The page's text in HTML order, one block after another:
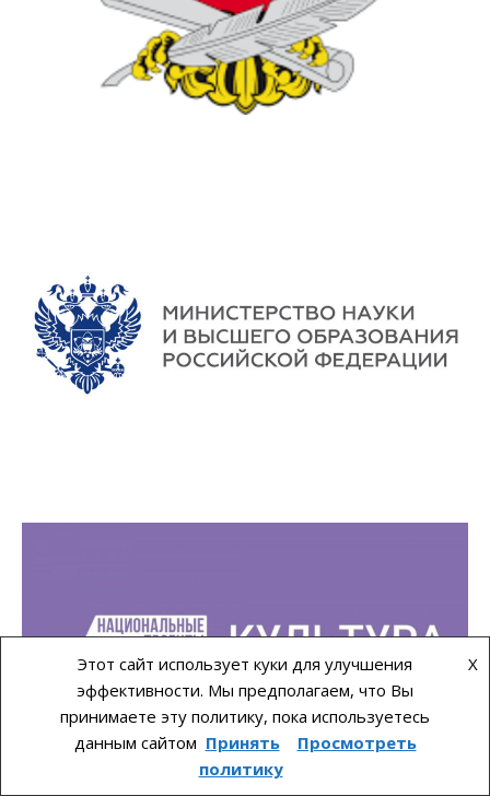
Этот сайт использует куки для улучшения
эффективности. Мы предполагаем, что Вы
принимаете эту политику, пока используетесь
данным сайтом
X
Принять
Просмотреть
политику